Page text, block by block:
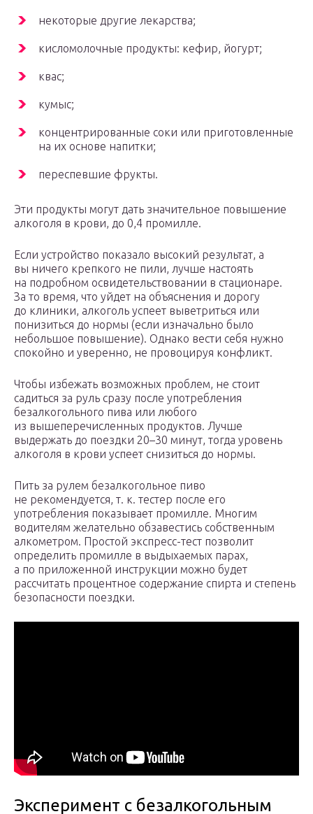
некоторые другие лекарства;
кисломолочные продукты: кефир, йогурт;
квас;
кумыс;
концентрированные соки или приготовленные
на их основе напитки;
переспевшие фрукты.
Эти продукты могут дать значительное повышение
алкоголя в крови, до 0,4 промилле.
Если устройство показало высокий результат, а
вы ничего крепкого не пили, лучше настоять
на подробном освидетельствовании в стационаре.
За то время, что уйдет на объяснения и дорогу
до клиники, алкоголь успеет выветриться или
понизиться до нормы (если изначально было
небольшое повышение). Однако вести себя нужно
спокойно и уверенно, не провоцируя конфликт.
Чтобы избежать возможных проблем, не стоит
садиться за руль сразу после употребления
безалкогольного пива или любого
из вышеперечисленных продуктов. Лучше
выдержать до поездки 20–30 минут, тогда уровень
алкоголя в крови успеет снизиться до нормы.
Пить за рулем безалкогольное пиво
не рекомендуется, т. к. тестер после его
употребления показывает промилле. Многим
водителям желательно обзавестись собственным
алкометром. Простой экспресс-тест позволит
определить промилле в выдыхаемых парах,
а по приложенной инструкции можно будет
рассчитать процентное содержание спирта и степень
безопасности поездки.
Эксперимент с безалкогольным